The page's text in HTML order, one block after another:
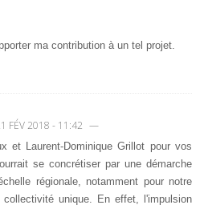
ma contribution à un tel projet.
FÉV 2018 - 11:42 —
et Laurent-Dominique Grillot pour vos
se concrétiser par une démarche
régionale, notamment pour notre
unique. En effet, l'impulsion